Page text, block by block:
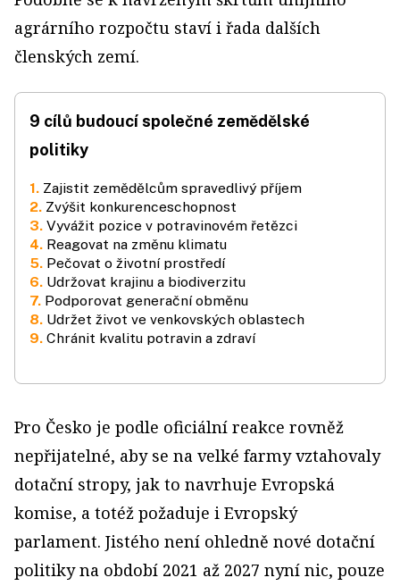
agrárního rozpočtu staví i řada dalších
členských zemí.
9 cílů budoucí společné zemědělské
politiky
1. Zajistit zemědělcům spravedlivý příjem
2. Zvýšit konkurenceschopnost
3. Vyvážit pozice v potravinovém řetězci
4. Reagovat na změnu klimatu
5. Pečovat o životní prostředí
6. Udržovat krajinu a biodiverzitu
7. Podporovat generační obměnu
8. Udržet život ve venkovských oblastech
9. Chránit kvalitu potravin a zdraví
Pro Česko je podle oficiální reakce rovněž
nepřijatelné, aby se na velké farmy vztahovaly
dotační stropy, jak to navrhuje Evropská
komise, a totéž požaduje i Evropský
parlament. Jistého není ohledně nové dotační
politiky na období 2021 až 2027 nyní nic, pouze